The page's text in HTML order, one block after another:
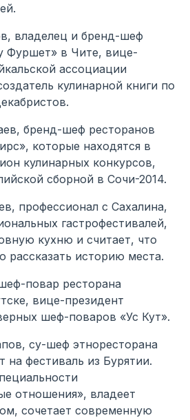
владелец и бренд-шеф
Фуршет» в Чите, вице-
ассоциации
кулинарной книги по
бренд-шеф ресторанов
которые находятся в
кулинарных конкурсов,
сборной в Сочи-2014.
профессионал с Сахалина,
гастрофестивалей,
кухню и считает, что
рассказать историю места.
повар ресторана
вице-президент
шеф-поваров «Ус Кут».
су-шеф этноресторана
на фестиваль из Бурятии.
отношения», владеет
сочетает современную